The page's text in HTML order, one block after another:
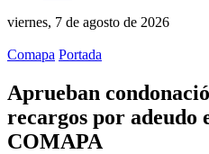
viernes, 7 de agosto de 2026
Comapa Portada
Aprueban
recargos por adeudo
COMAPA